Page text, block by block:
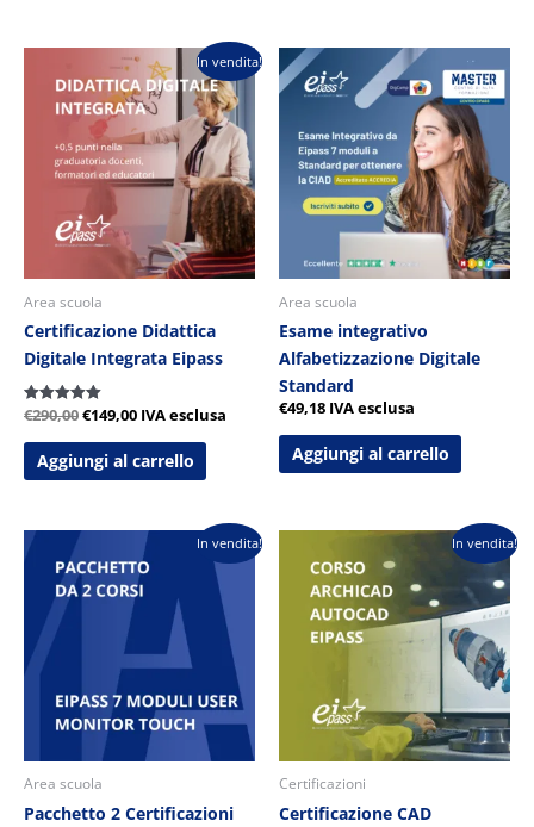
In vendita!
Area scuola
Certificazione Didattica
Digitale Integrata Eipass
Valutato
su 5
€290,00
prezzo
originale
era:
€290,00.
€149,00
Il
prezzo
attuale
è:
€149,00.
IVA esclusa
Aggiungi al carrello
Area scuola
Esame integrativo
Alfabetizzazione Digitale
Standard
€49,18 IVA esclusa
Aggiungi al carrello
In vendita!
Area scuola
Pacchetto 2 Certificazioni
prezzo
originale
era:
€580,00.
prezzo
attuale
è:
€280,00.
In vendita!
Certificazioni
Certificazione CAD
prezzo
originale
era:
€290,00.
Il
prezzo
attuale
è:
€149,00.